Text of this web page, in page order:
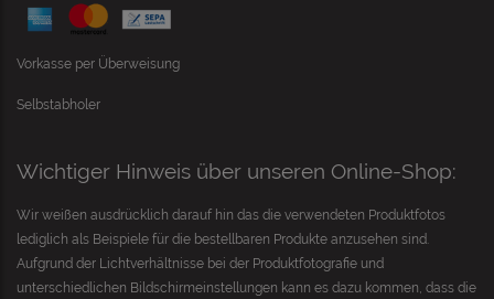
Vorkasse per Überweisung
Selbstabholer
Wichtiger Hinweis über unseren Online-Shop:
Wir weißen ausdrücklich darauf hin das die verwendeten Produktfotos
lediglich als Beispiele für die bestellbaren Produkte anzusehen sind.
Aufgrund der Lichtverhältnisse bei der Produktfotografie und
unterschiedlichen Bildschirmeinstellungen kann es dazu kommen, dass die